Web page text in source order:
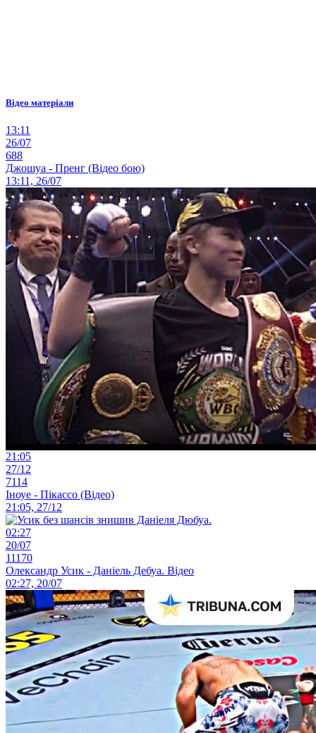
Відео матеріали
13:11
26/07
688
Джошуа - Пренг (Відео бою)
13:11, 26/07
21:05
27/12
7114
Іноуе - Пікассо (Відео)
21:05, 27/12
02:27
20/07
11170
Олександр Усик - Даніель Дебуа. Відео
02:27, 20/07